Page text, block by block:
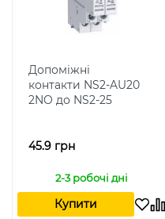
Допоміжні
контакти NS2-AU20
2NO до NS2-25
45.9 грн
2-3 робочі дні
Купити